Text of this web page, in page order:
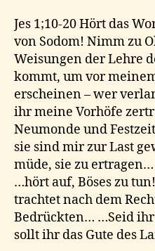
Jes 1;10-20 Hört das
von Sodom! Nimm zu
Weisungen der Lehre
kommt, um vor
erscheinen – wer
ihr meine Vorhöfe
Neumonde und
sie sind mir zur Last
müde, sie zu
…hört auf, Böses zu
trachtet nach dem
Bedrückten… …Seid
sollt ihr das Gute des